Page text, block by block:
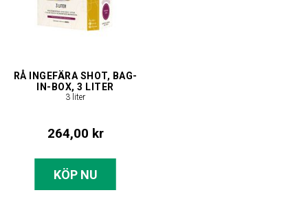
RÅ INGEFÄRA SHOT, BAG-
IN-BOX, 3 LITER
3 liter
264,00 kr
KÖP NU